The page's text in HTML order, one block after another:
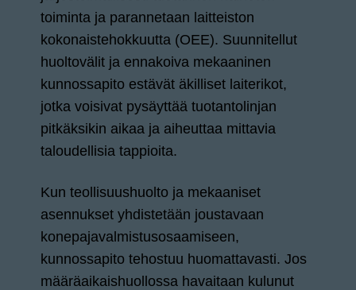
toiminta ja parannetaan laitteiston
kokonaistehokkuutta (OEE). Suunnitellut
huoltovälit ja ennakoiva mekaaninen
kunnossapito estävät äkilliset laiterikot,
jotka voisivat pysäyttää tuotantolinjan
pitkäksikin aikaa ja aiheuttaa mittavia
taloudellisia tappioita.
Kun teollisuushuolto ja mekaaniset
asennukset yhdistetään joustavaan
konepajavalmistusosaamiseen,
kunnossapito tehostuu huomattavasti. Jos
määräaikaishuollossa havaitaan kulunut